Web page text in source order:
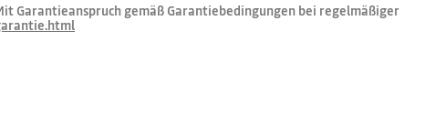
Garantieanspruch gemäß Garantiebedingungen bei regelmäßiger